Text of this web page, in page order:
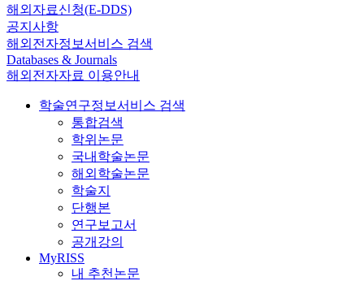
해외자료신청(E-DDS)
공지사항
해외전자정보서비스 검색
Databases & Journals
해외전자자료 이용안내
학술연구정보서비스 검색
통합검색
학위논문
국내학술논문
해외학술논문
학술지
단행본
연구보고서
공개강의
MyRISS
내 추천논문